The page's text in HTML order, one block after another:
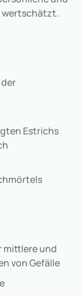
wertschätzt.
Estrichs
mittlere und
von Gefälle